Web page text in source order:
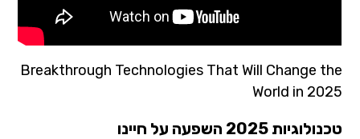
Breakthrough Technologies That Will Change the
World in 2025
טכנולוגיות 2025 השפעה על חיינו